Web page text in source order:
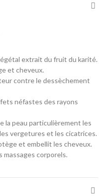
extrait du fruit du karité.
et cheveux.
contre le dessèchement
néfastes des rayons
la peau particulièrement les
vergetures et les cicatrices.
et embellit les cheveux.
massages corporels.